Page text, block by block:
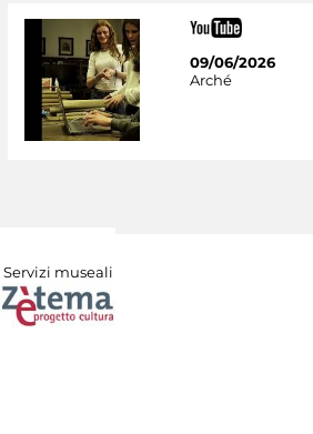
09/06/2026
Arché
Servizi museali